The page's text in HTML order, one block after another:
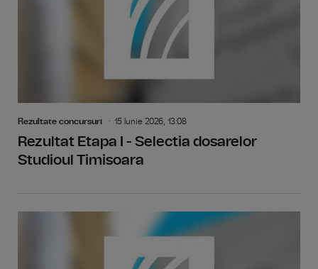
Rezultate concursuri 15 Iunie 2026, 13:08
Rezultat Etapa I - Selectia dosarelor
Studioul Timisoara